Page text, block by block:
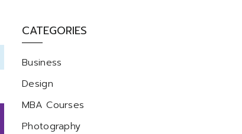
CATEGORIES
Business
Design
MBA Courses
Photography